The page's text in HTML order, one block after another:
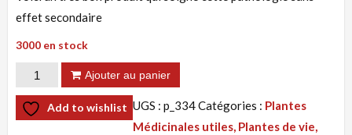
effet secondaire
3000 en stock
quantité
de
Tisane
Ajouter au panier
Add to wishlist UGS : p_334Catégories : Plantes
Médicinales utiles, Plantes de vie,